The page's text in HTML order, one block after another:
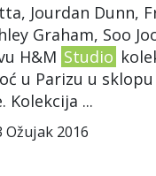
Jourdan Dunn,
Graham, Soo
H&M Studio
u Parizu u
Kolekcija ...
2016